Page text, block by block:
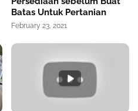
Batas Untuk Pertanian
February 23, 2021